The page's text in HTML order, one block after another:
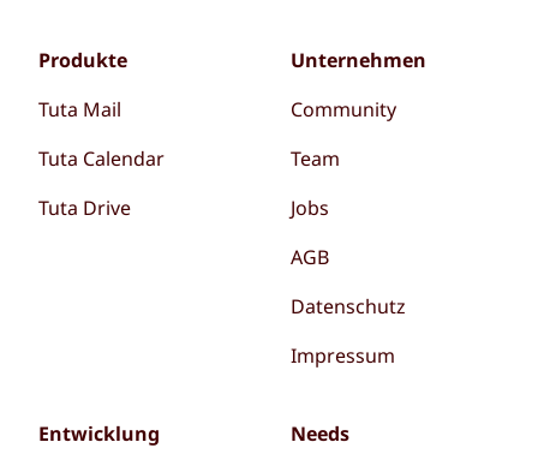
Produkte
Tuta Mail
Tuta Calendar
Tuta Drive
Unternehmen
Community
Team
Jobs
AGB
Datenschutz
Impressum
Entwicklung
Needs